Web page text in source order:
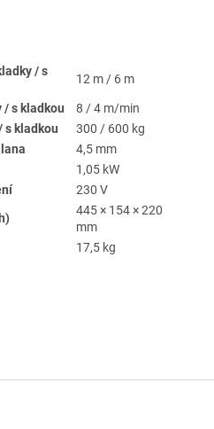
/ s
12 m / 6 m
/ s kladkou
8 / 4 m/min
s kladkou
300 / 600 kg
4,5 mm
1,05 kW
230 V
445 × 154 × 220
mm
17,5 kg